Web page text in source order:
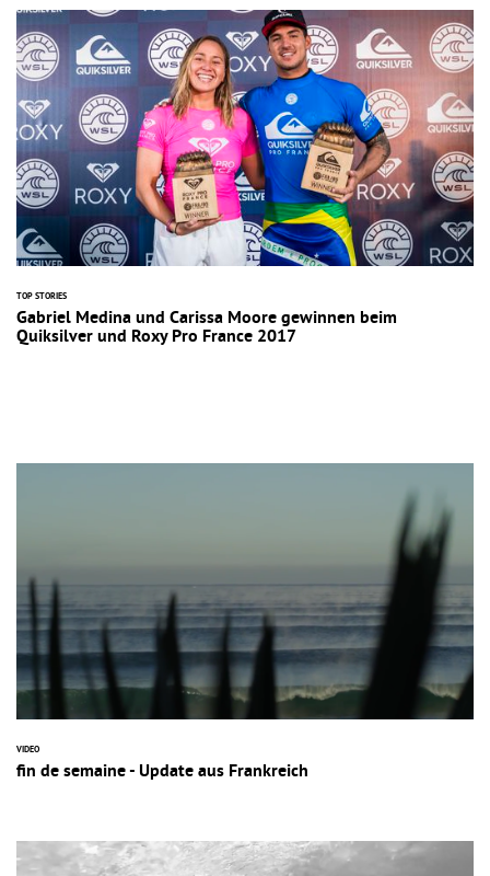
TOP STORIES
Gabriel Medina und Carissa Moore gewinnen beim
Quiksilver und Roxy Pro France 2017
VIDEO
fin de semaine - Update aus Frankreich